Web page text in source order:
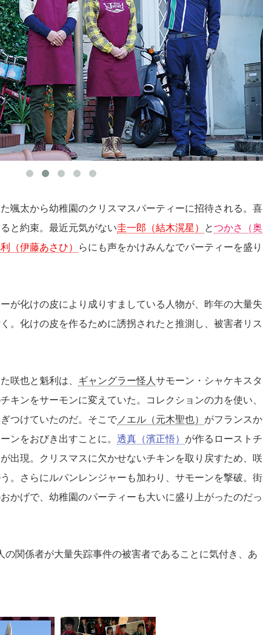
颯太から幼稚園のクリスマスパーティーに招待される。喜
と約束。最近元気がない圭一郎（結木滉星） とつかさ（奥
（伊藤あさひ）
らにも声をかけみんなでパーティーを盛り
が化けの皮により成りすましている人物が、昨年の大量失
。化けの皮を作るために誘拐されたと推測し、被害者リス
咲也と魁利は、 ギャングラー怪人 サモーン・シャケキスタ
キンをサーモンに変えていた。コレクションの力を使い、
つけていたのだ。そこで ノエル（元木聖也） がフランスか
ンをおびき出すことに。 透真（濱正悟） が作るローストチ
出現。クリスマスに欠かせないチキンを取り戻すため、咲
。さらにルパンレンジャーも加わり、サモーンを撃破。街
かげで、幼稚園のパーティーも大いに盛り上がったのだっ
関係者が大量失踪事件の被害者であることに気付き、あ